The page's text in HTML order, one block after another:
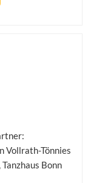
Vollrath-Tönnies
Tanzhaus Bonn